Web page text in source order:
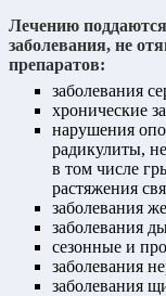
Лечению
заболевания, не
препаратов:
заболевания
хронические
нарушения
радикулиты,
в том числе
растяжения
заболевания
заболевания
сезонные и
заболевания
заболевания